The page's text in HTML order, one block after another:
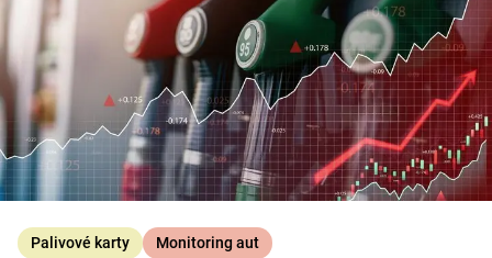
Palivové karty Monitoring aut